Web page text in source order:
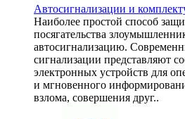
Автосигнализации и
Наиболее простой способ
посягательства
автосигнализацию.
сигнализации представляют
электронных устройств для
и мгновенного
взлома, совершения друг..